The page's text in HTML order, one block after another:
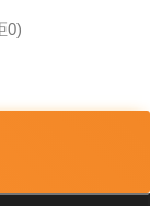
0)